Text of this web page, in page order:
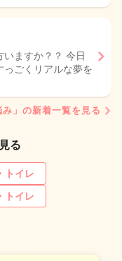
ますか？？ 今日
っごくリアルな夢を
み」の新着一覧を見る
る
トイレ
トイレ